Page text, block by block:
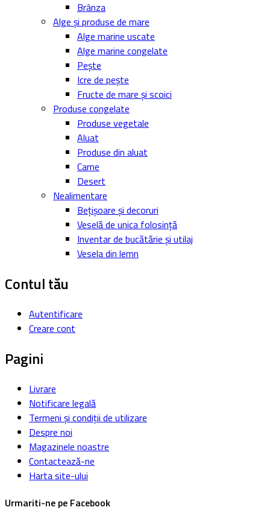
Brânza
Alge și produse de mare
Alge marine uscate
Alge marine congelate
Pește
Icre de pește
Fructe de mare și scoici
Produse congelate
Produse vegetale
Aluat
Produse din aluat
Carne
Desert
Nealimentare
Bețișoare și decoruri
Veselă de unica folosință
Inventar de bucătărie și utilaj
Vesela din lemn
Contul tău
Autentificare
Creare cont
Pagini
Livrare
Notificare legală
Termeni și condiții de utilizare
Despre noi
Magazinele noastre
Contactează-ne
Harta site-ului
Urmariti-ne pe Facebook